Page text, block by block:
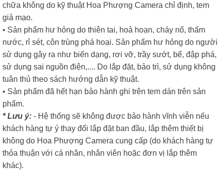
chữa không do kỹ thuật Hoa Phượng Camera chỉ định, tem
giả mạo.
• Sản phẩm hư hỏng do thiên tai, hoả hoạn, cháy nổ, thấm
nước, rỉ sét, côn trùng phá hoại. Sản phẩm hư hỏng do người
sử dụng gây ra như biến dạng, rơi vỡ, trầy sướt, bể, đập phá,
sử dụng sai nguồn điện,.... Do lắp đặt, bảo trì, sử dụng không
tuân thủ theo sách hướng dẫn kỹ thuật.
• Sản phẩm đã hết hạn bảo hành ghi trên tem dán trên sản
phẩm.
* Lưu ý: - Hệ thống sẽ không được bảo hành vĩnh viễn nếu
khách hàng tự ý thay đổi lắp đặt ban đầu, lắp thêm thiết bị
không do Hoa Phượng Camera cung cấp (do khách hàng tự
thỏa thuận với cá nhân, nhân viên hoặc đơn vị lắp thêm
khác).